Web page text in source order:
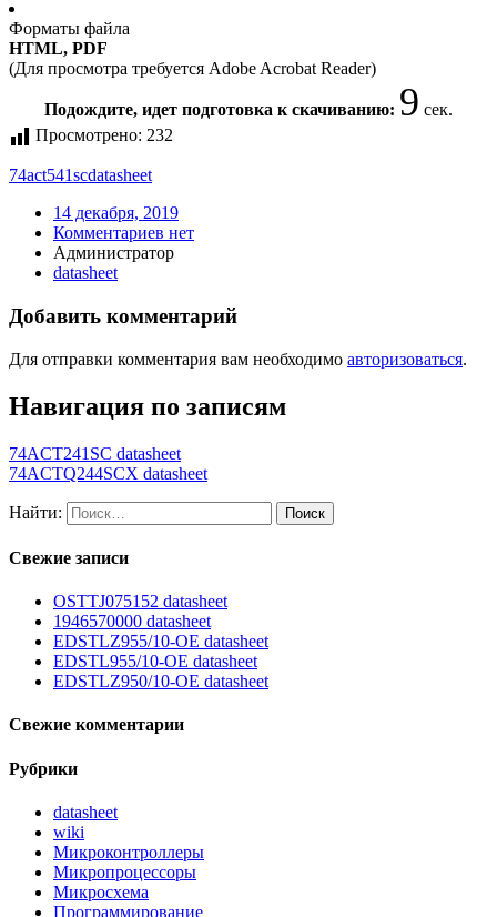
Форматы файла
HTML, PDF
(Для просмотра требуется Adobe Acrobat Reader)
Подождите, идет подготовка к скачиванию: 9 сек.
Просмотрено: 232
74act541scdatasheet
14 декабря, 2019
Комментариев нет
Администратор
datasheet
Добавить комментарий
Для отправки комментария вам необходимо авторизоваться.
Навигация по записям
74ACT241SC datasheet
74ACTQ244SCX datasheet
Найти:
Свежие записи
OSTTJ075152 datasheet
1946570000 datasheet
EDSTLZ955/10-OE datasheet
EDSTL955/10-OE datasheet
EDSTLZ950/10-OE datasheet
Свежие комментарии
Рубрики
datasheet
wiki
Микроконтроллеры
Микропроцессоры
Микросхема
Программирование